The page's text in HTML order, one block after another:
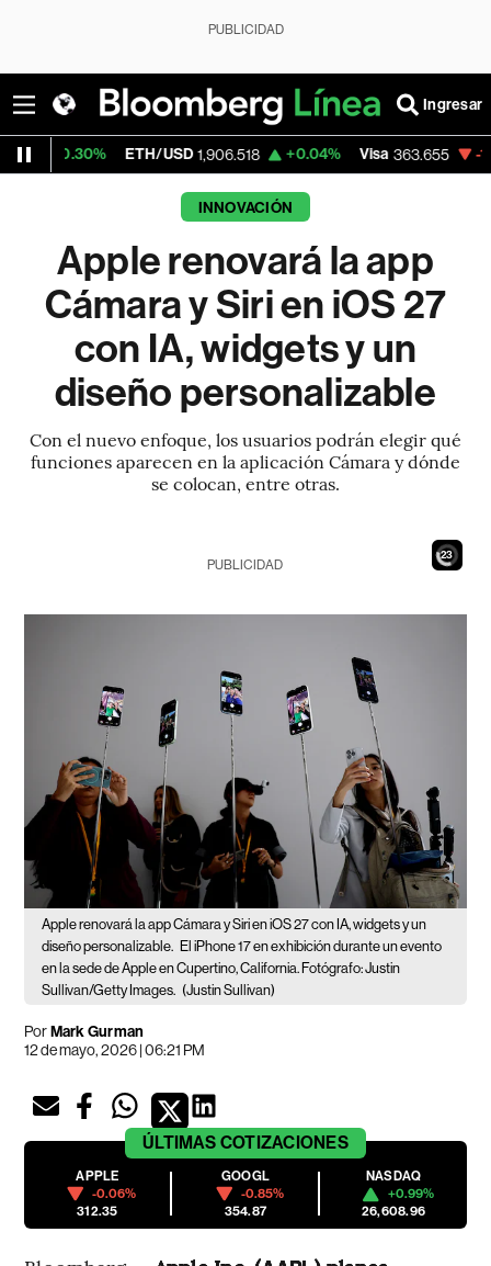
PUBLICIDAD
Ingresar
ETH/USD 1,906.518 +0.04% Visa 363.655 -1.84%
INNOVACIÓN
Apple renovará la app
Cámara y Siri en iOS 27
con IA, widgets y un
diseño personalizable
Con el nuevo enfoque, los usuarios podrán elegir qué
funciones aparecen en la aplicación Cámara y dónde
se colocan, entre otras.
21
PUBLICIDAD
Apple renovará la app Cámara y Siri en iOS 27 con IA, widgets y un
diseño personalizable. El iPhone 17 en exhibición durante un evento
en la sede de Apple en Cupertino, California. Fotógrafo: Justin
Sullivan/Getty Images. (Justin Sullivan)
PorMark Gurman
12 de mayo, 2026 | 06:21 PM
ÚLTIMAS COTIZACIONES
APPLE
-0.06%
312.35
GOOGL
-0.85%
354.87
NASDAQ
+0.99%
26,608.96